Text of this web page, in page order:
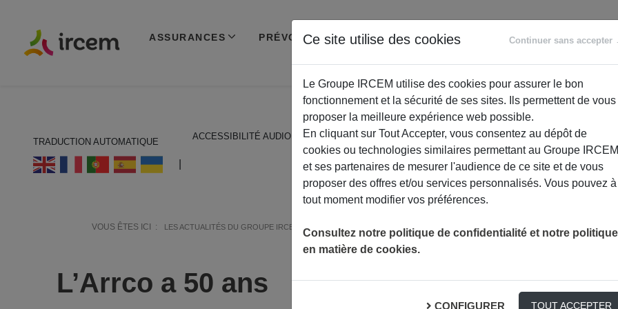
ASSURANCES PRÉVOYANCE RETRAITE
ACCOMPAGNEMENT
TRADUCTION AUTOMATIQUE
ACCESSIBILITÉ AUDIO
VOUS ÊTES ICI : LES ACTUALITÉS DU GROUPE IRCEM RETRAITE L’ARRCO A 50 ANS
L’Arrco a 50 ans
Ce site utilise des cookies Continuer sans accepter
Le Groupe IRCEM utilise des cookies pour assurer le bon
fonctionnement et la sécurité de ses sites. Ils permettent de vous
proposer la meilleure expérience web possible.
En cliquant sur Tout Accepter, vous consentez au dépôt de
cookies ou technologies similaires permettant au Groupe IRCEM
et ses partenaires de mesurer l'audience de ce site et de vous
proposer des offres et/ou services personnalisés. Vous pouvez à
tout moment modifier vos préférences.
Consultez notre politique de confidentialité et notre politique
en matière de cookies.
CONFIGURER TOUT ACCEPTER